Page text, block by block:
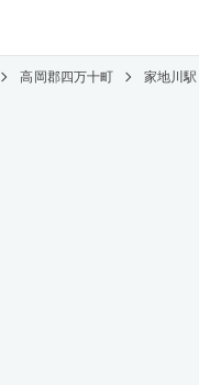
高岡郡四万十町 家地川駅